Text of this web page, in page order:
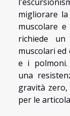
migliorare la
muscolare
richiede
muscolari
e i polmoni.
una
gravità
per le